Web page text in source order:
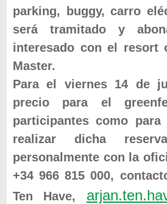
parking,
buggy, carro
será tramitado y
interesado con el resort
Master.
Para el viernes 14 de
precio para el
participantes como para
realizar dicha
personalmente con la
+34 966 815 000,
Ten Have,